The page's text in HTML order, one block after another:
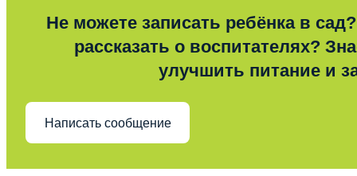
Не можете записать ребёнка в
рассказать о воспитателях?
улучшить питание и
Написать сообщение